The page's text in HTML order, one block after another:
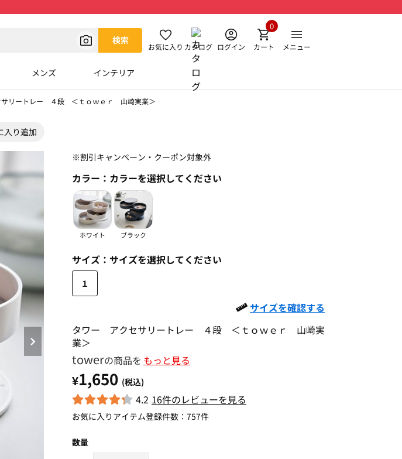
検索
お気に入り カタログ ログイン カート
0
メニュー
メンズ インテリア
リートレー ４段 ＜ｔｏｗｅｒ 山崎実業＞
※割引キャンペーン・クーポン対象外
カラー： カラーを選択してください
ホワイト ブラック
サイズ： サイズを選択してください
１
サイズを確認する
タワー アクセサリートレー ４段 ＜ｔｏｗｅｒ 山崎実
業＞
towerの商品を もっと見る
¥1,650 (税込)
4.2 16件のレビューを見る
お気に入りアイテム登録件数： 757件
数量